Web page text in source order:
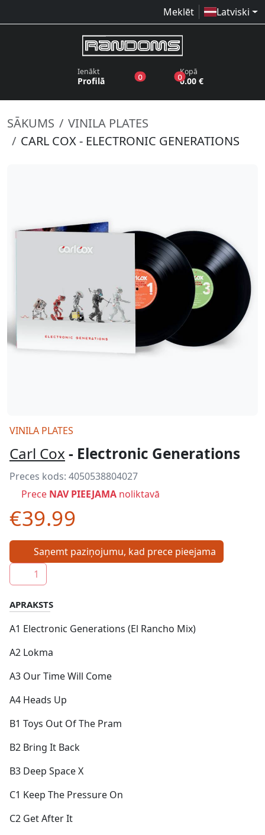
Meklēt Latviski
Ienākt
Profilā 0produkti vēlmju sarakstā
0produkti grozā
Kopā
0.00 €
SĀKUMS
VINILA PLATES
CARL COX - ELECTRONIC GENERATIONS
VINILA PLATES
Carl Cox- Electronic Generations
Preces kods: 4050538804027
Prece NAV PIEEJAMA noliktavā
€39.99
Saņemt paziņojumu, kad prece pieejama
1
APRAKSTS
A1 Electronic Generations (El Rancho Mix)
A2 Lokma
A3 Our Time Will Come
A4 Heads Up
B1 Toys Out Of The Pram
B2 Bring It Back
B3 Deep Space X
C1 Keep The Pressure On
C2 Get After It